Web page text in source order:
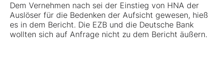
Dem Vernehmen nach sei der Einstieg von HNA der
Auslöser für die Bedenken der Aufsicht gewesen, hieß
es in dem Bericht. Die EZB und die Deutsche Bank
wollten sich auf Anfrage nicht zu dem Bericht äußern.